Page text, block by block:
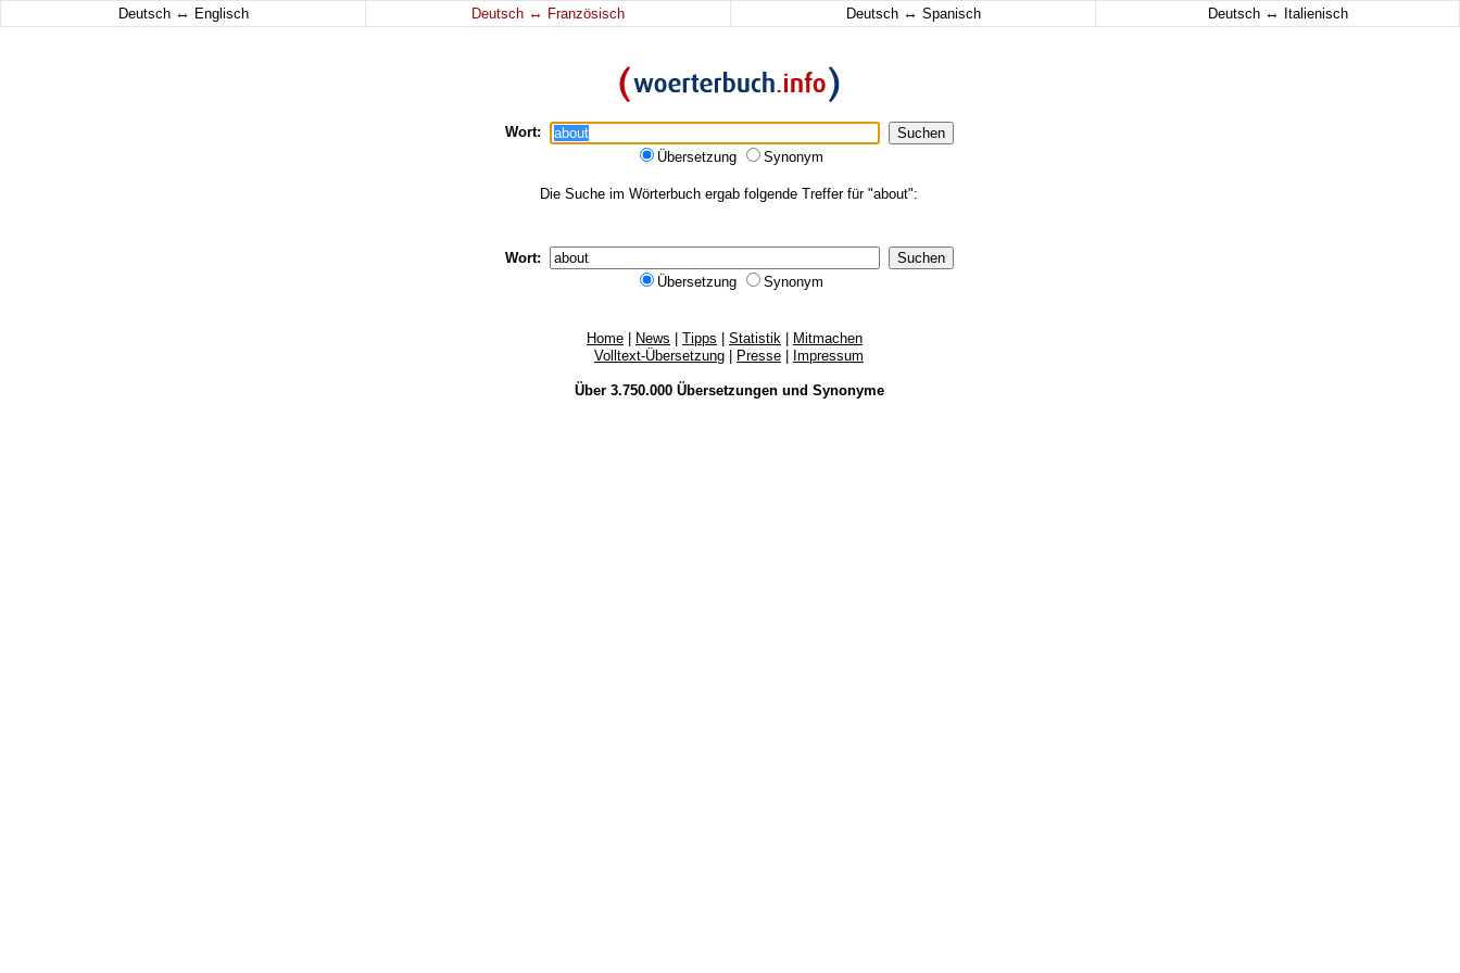
Deutsch ↔ Englisch Deutsch ↔ Französisch Deutsch ↔ Spanisch Deutsch ↔ Italienisch
Wort:
Übersetzung
Synonym
Die Suche im Wörterbuch ergab folgende Treffer für "about":
Wort:
Übersetzung
Synonym
Home News Tipps Statistik
Mitmachen
Volltext-Übersetzung
Presse Impressum
Über 3.750.000 Übersetzungenund Synonyme